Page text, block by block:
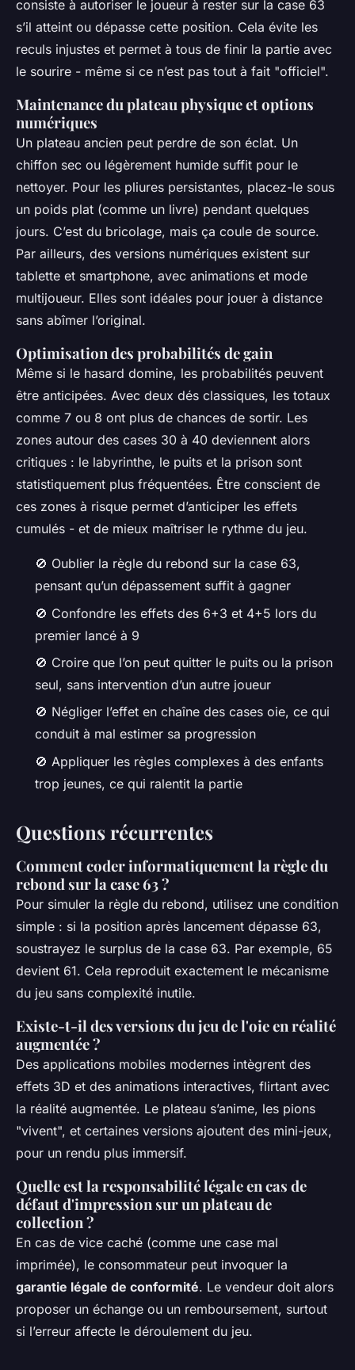
consiste à autoriser le joueur à rester sur la case 63
s’il atteint ou dépasse cette position. Cela évite les
reculs injustes et permet à tous de finir la partie avec
le sourire - même si ce n’est pas tout à fait "officiel".
Maintenance du plateau physique et options
numériques
Un plateau ancien peut perdre de son éclat. Un
chiffon sec ou légèrement humide suffit pour le
nettoyer. Pour les pliures persistantes, placez-le sous
un poids plat (comme un livre) pendant quelques
jours. C’est du bricolage, mais ça coule de source.
Par ailleurs, des versions numériques existent sur
tablette et smartphone, avec animations et mode
multijoueur. Elles sont idéales pour jouer à distance
sans abîmer l’original.
Optimisation des probabilités de gain
Même si le hasard domine, les probabilités peuvent
être anticipées. Avec deux dés classiques, les totaux
comme 7 ou 8 ont plus de chances de sortir. Les
zones autour des cases 30 à 40 deviennent alors
critiques : le labyrinthe, le puits et la prison sont
statistiquement plus fréquentées. Être conscient de
ces zones à risque permet d’anticiper les effets
cumulés - et de mieux maîtriser le rythme du jeu.
🚫 Oublier la règle du rebond sur la case 63,
pensant qu’un dépassement suffit à gagner
🚫 Confondre les effets des 6+3 et 4+5 lors du
premier lancé à 9
🚫 Croire que l’on peut quitter le puits ou la prison
seul, sans intervention d’un autre joueur
🚫 Négliger l’effet en chaîne des cases oie, ce qui
conduit à mal estimer sa progression
🚫 Appliquer les règles complexes à des enfants
trop jeunes, ce qui ralentit la partie
Questions récurrentes
Comment coder informatiquement la règle du
rebond sur la case 63 ?
Pour simuler la règle du rebond, utilisez une condition
simple : si la position après lancement dépasse 63,
soustrayez le surplus de la case 63. Par exemple, 65
devient 61. Cela reproduit exactement le mécanisme
du jeu sans complexité inutile.
Existe-t-il des versions du jeu de l'oie en réalité
augmentée ?
Des applications mobiles modernes intègrent des
effets 3D et des animations interactives, flirtant avec
la réalité augmentée. Le plateau s’anime, les pions
"vivent", et certaines versions ajoutent des mini-jeux,
pour un rendu plus immersif.
Quelle est la responsabilité légale en cas de
défaut d'impression sur un plateau de
collection ?
En cas de vice caché (comme une case mal
imprimée), le consommateur peut invoquer la
garantie légale de conformité. Le vendeur doit alors
proposer un échange ou un remboursement, surtout
si l’erreur affecte le déroulement du jeu.